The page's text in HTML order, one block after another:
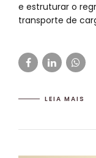
e estruturar o
transporte de
LEIA MAIS